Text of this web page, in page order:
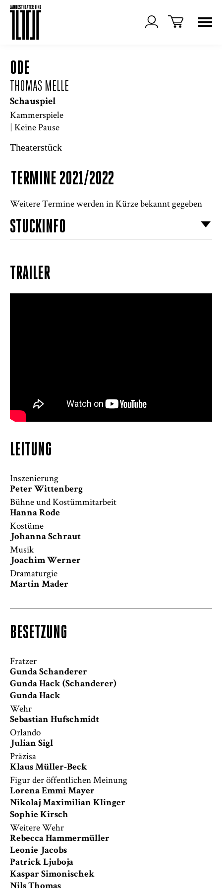
ODE
THOMAS MELLE
Schauspiel
Kammerspiele
| Keine Pause
Theaterstück
TERMINE 2021/2022
Weitere Termine werden in Kürze bekannt gegeben
STÜCKINFO
Ode
TRAILER
LEITUNG
Inszenierung
Peter Wittenberg
Bühne und Kostümmitarbeit
Hanna Rode
Kostüme
Johanna Schraut
Musik
Joachim Werner
Dramaturgie
Martin Mader
BESETZUNG
Fratzer
Gunda Schanderer
Gunda Hack (Schanderer)
Gunda Hack
Wehr
Sebastian Hufschmidt
Orlando
Julian Sigl
Präzisa
Klaus Müller-Beck
Figur der öffentlichen Meinung
Lorena Emmi Mayer
Nikolaj Maximilian Klinger
Sophie Kirsch
Weitere Wehr
Rebecca Hammermüller
Leonie Jacobs
Patrick Ljuboja
Kaspar Simonischek